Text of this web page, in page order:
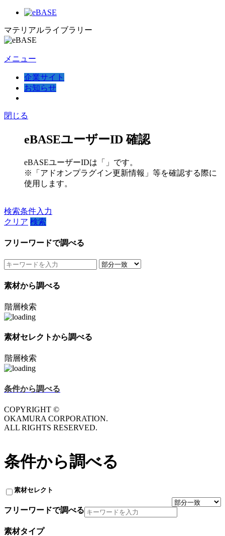
マテリアルライブラリー
メニュー
企業サイト
お知らせ
閉じる
eBASEユーザーID 確認
eBASEユーザーIDは「
」です。
※「アドオンプラグイン更新情報」等を確認する際に
使用します。
検索条件入力
クリア 検索
フリーワードで調べる
素材から調べる
階層検索
素材セレクトから調べる
階層検索
条件から調べる
COPYRIGHT ©
OKAMURA CORPORATION.
ALL RIGHTS RESERVED.
条件から調べる
素材セレクト
フリーワードで調べる
素材タイプ